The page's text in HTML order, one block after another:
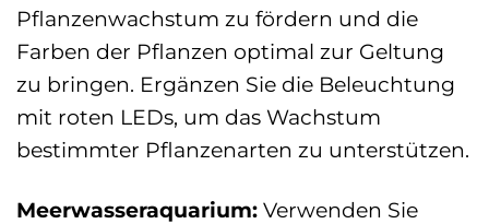
Pflanzenwachstum zu fördern und die
Farben der Pflanzen optimal zur Geltung
zu bringen. Ergänzen Sie die Beleuchtung
mit roten LEDs, um das Wachstum
bestimmter Pflanzenarten zu unterstützen.
Meerwasseraquarium: Verwenden Sie